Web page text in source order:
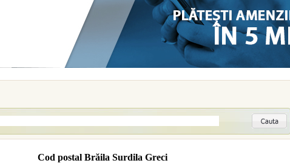
Cod postal Brăila Surdila Greci